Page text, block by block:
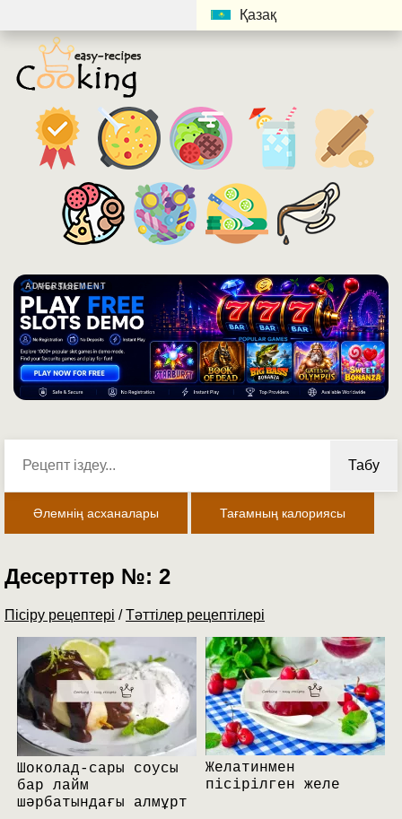
Қазақ
ADVERTISEMENT
Табу
Әлемнің асханалары Тағамның калориясы
Десерттер №: 2
Пісіру рецептері /Тәттілер рецептілері
Шоколад-сары соусы
бар лайм
шәрбатындағы алмұрт
Желатинмен
пісірілген желе